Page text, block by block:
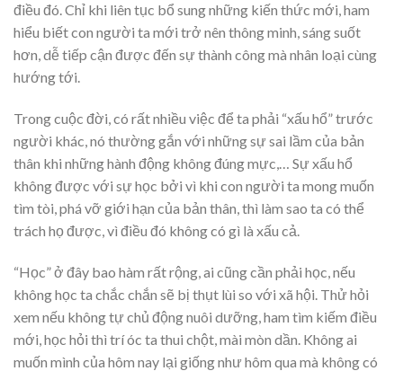
điều đó. Chỉ khi liên tục bổ sung những kiến thức mới, ham
hiểu biết con người ta mới trở nên thông minh, sáng suốt
hơn, dễ tiếp cận được đến sự thành công mà nhân loại cùng
hướng tới.
Trong cuộc đời, có rất nhiều việc để ta phải “xấu hổ” trước
người khác, nó thường gắn với những sự sai lầm của bản
thân khi những hành động không đúng mực,… Sự xấu hổ
không được với sự học bởi vì khi con người ta mong muốn
tìm tòi, phá vỡ giới hạn của bản thân, thì làm sao ta có thể
trách họ được, vì điều đó không có gì là xấu cả.
“Học” ở đây bao hàm rất rộng, ai cũng cần phải học, nếu
không học ta chắc chắn sẽ bị thụt lùi so với xã hội. Thử hỏi
xem nếu không tự chủ động nuôi dưỡng, ham tìm kiếm điều
mới, học hỏi thì trí óc ta thui chột, mài mòn dần. Không ai
muốn mình của hôm nay lại giống như hôm qua mà không có